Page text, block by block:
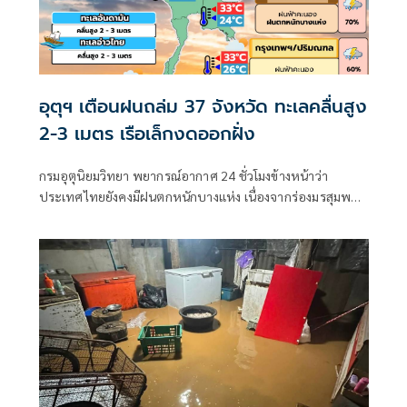
อุตุฯ เตือนฝนถล่ม 37 จังหวัด ทะเลคลื่นสูง
2-3 เมตร เรือเล็กงดออกฝั่ง
กรมอุตุนิยมวิทยา พยากรณ์อากาศ 24 ชั่วโมงข้างหน้าว่า
ประเทศไทยยังคงมีฝนตกหนักบางแห่ง เนื่องจากร่องมรสุมพาด
กับมรสุมตะวันตกเฉียงใต้